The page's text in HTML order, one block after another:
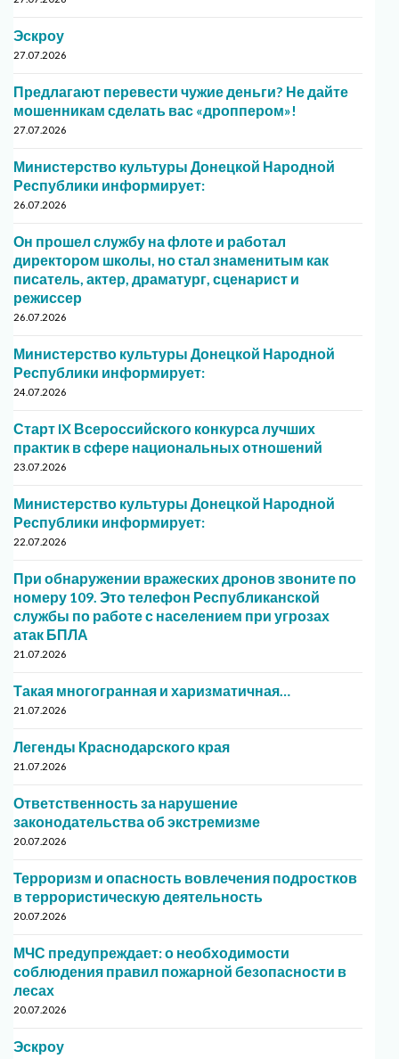
Эскроу
27.07.2026
Предлагают перевести чужие деньги? Не дайте
мошенникам сделать вас «дроппером»!
27.07.2026
Министерство культуры Донецкой Народной
Республики информирует:
26.07.2026
Он прошел службу на флоте и работал
директором школы, но стал знаменитым как
писатель, актер, драматург, сценарист и
режиссер
26.07.2026
Министерство культуры Донецкой Народной
Республики информирует:
24.07.2026
Старт IX Всероссийского конкурса лучших
практик в сфере национальных отношений
23.07.2026
Министерство культуры Донецкой Народной
Республики информирует:
22.07.2026
При обнаружении вражеских дронов звоните по
номеру 109. Это телефон Республиканской
службы по работе с населением при угрозах
атак БПЛА
21.07.2026
Такая многогранная и харизматичная…
21.07.2026
Легенды Краснодарского края
21.07.2026
Ответственность за нарушение
законодательства об экстремизме
20.07.2026
Терроризм и опасность вовлечения подростков
в террористическую деятельность
20.07.2026
МЧС предупреждает: о необходимости
соблюдения правил пожарной безопасности в
лесах
20.07.2026
Эскроу